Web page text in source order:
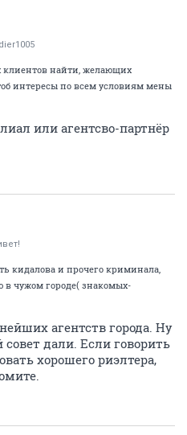
клиентов найти, желающих
интересы по всем условиям мены
или агентсво-партнёр
кидалова и прочего криминала,
чужом городе( знакомых-
агентств города. Ну
дали. Если говорить
хорошего риэлтера,